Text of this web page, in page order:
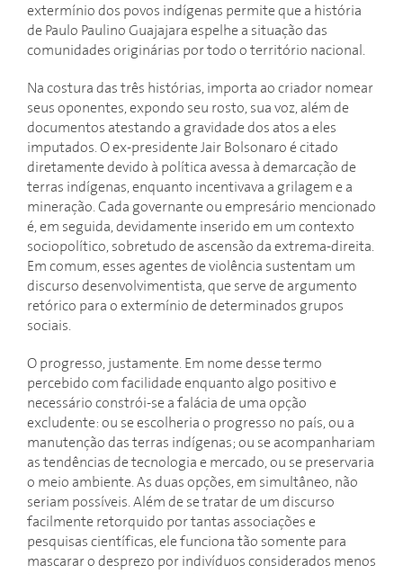
extermínio dos povos indígenas permite que a história
de Paulo Paulino Guajajara espelhe a situação das
comunidades originárias por todo o território nacional.
Na costura das três histórias, importa ao criador nomear
seus oponentes, expondo seu rosto, sua voz, além de
documentos atestando a gravidade dos atos a eles
imputados. O ex-presidente Jair Bolsonaro é citado
diretamente devido à política avessa à demarcação de
terras indígenas, enquanto incentivava a grilagem e a
mineração. Cada governante ou empresário mencionado
é, em seguida, devidamente inserido em um contexto
sociopolítico, sobretudo de ascensão da extrema-direita.
Em comum, esses agentes de violência sustentam um
discurso desenvolvimentista, que serve de argumento
retórico para o extermínio de determinados grupos
sociais.
O progresso, justamente. Em nome desse termo
percebido com facilidade enquanto algo positivo e
necessário constrói-se a falácia de uma opção
excludente: ou se escolheria o progresso no país, ou a
manutenção das terras indígenas; ou se acompanhariam
as tendências de tecnologia e mercado, ou se preservaria
o meio ambiente. As duas opções, em simultâneo, não
seriam possíveis. Além de se tratar de um discurso
facilmente retorquido por tantas associações e
pesquisas científicas, ele funciona tão somente para
mascarar o desprezo por indivíduos considerados menos